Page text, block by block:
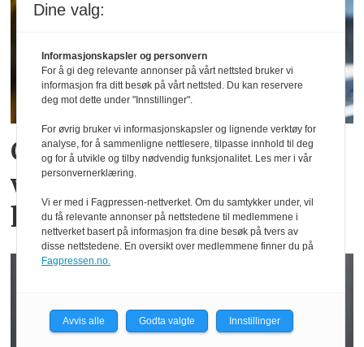
Cathrine mener det er
viktig å være interessert i
kundens situasjon
Dine valg:
Informasjonskapsler og personvern
For å gi deg relevante annonser på vårt nettsted bruker vi
informasjon fra ditt besøk på vårt nettsted. Du kan reservere
deg mot dette under "Innstillinger".
For øvrig bruker vi informasjonskapsler og lignende verktøy for
analyse, for å sammenligne nettlesere, tilpasse innhold til deg
og for å utvikle og tilby nødvendig funksjonalitet. Les mer i vår
personvernerklæring.
Vi er med i Fagpressen-nettverket. Om du samtykker under, vil
du få relevante annonser på nettstedene til medlemmene i
nettverket basert på informasjon fra dine besøk på tvers av
disse nettstedene. En oversikt over medlemmene finner du på
Fagpressen.no.
Avvis alle Godta valgte Innstillinger